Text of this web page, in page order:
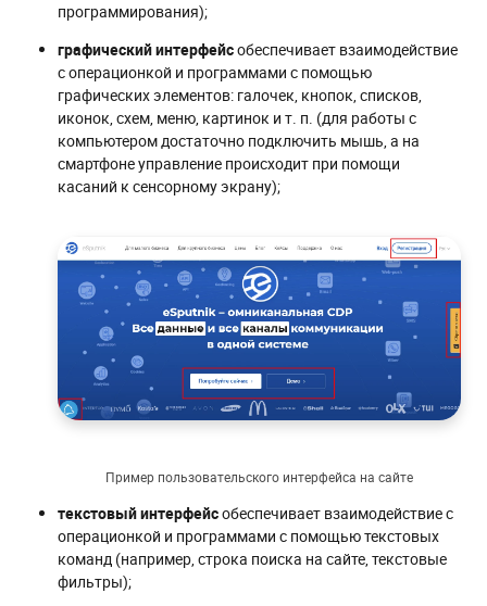
программирования);
графическийинтерфейсобеспечивает взаимодействие
с операционкой и программами с помощью
графических элементов: галочек, кнопок, списков,
иконок, схем, меню, картинок и т. п. (для работы с
компьютером достаточно подключить мышь, а на
смартфоне управление происходит при помощи
касаний к сенсорному экрану);
Пример пользовательского интерфейса на сайте
текстовыйинтерфейсобеспечивает взаимодействие с
операционкой и программами с помощью текстовых
команд (например, строка поиска на сайте, текстовые
фильтры);